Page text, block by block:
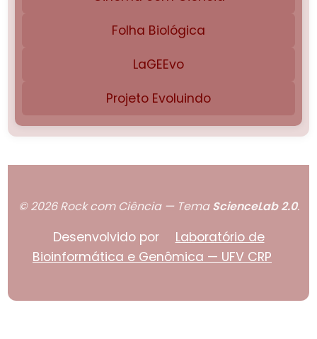
Folha Biológica
LaGEEvo
Projeto Evoluindo
© 2026 Rock com Ciência — TemaScienceLab 2.0.
Desenvolvido por
Laboratório de
Bioinformática e Genômica — UFV CRP